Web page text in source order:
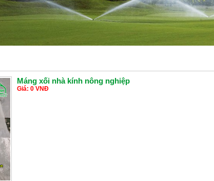
Máng xối nhà kính nông nghiệp
Giá: 0 VNĐ